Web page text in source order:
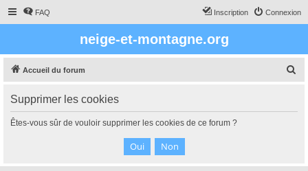
FAQ Connexion
Inscription
neige-et-montagne.org
Accueil du forum
c
Supprimer les cookies
Êtes-vous sûr de vouloir supprimer les cookies de ce forum ?